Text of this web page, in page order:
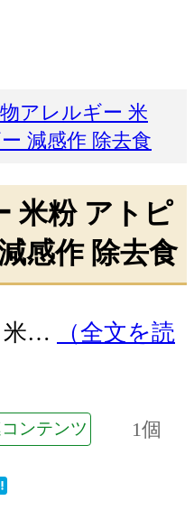
アレルギー 米
減感作 除去食
米粉 アトピ
感作 除去食
米…
（全文を読
ンテンツ 1個